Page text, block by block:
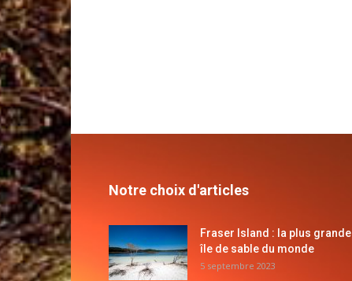
Notre choix d'articles
Fraser Island : la plus grande
île de sable du monde
5 septembre 2023